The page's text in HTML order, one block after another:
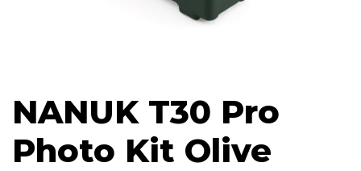
Інсталяційна
Підсилювачі
потужності
Підсилювачі
трансляційні
початку
галереї
зображень
NANUK T30 Pro
Photo Kit Olive